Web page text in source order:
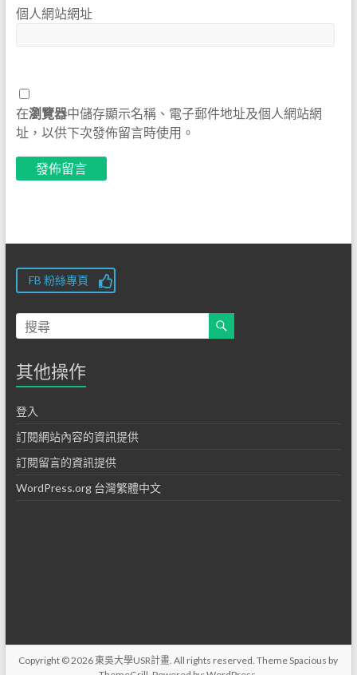
個人網站網址
在瀏覽器中儲存顯示名稱、電子郵件地址及個人網站網
址，以供下次發佈留言時使用。
FB 粉絲專頁
其他操作
登入
訂閱網站內容的資訊提供
訂閱留言的資訊提供
WordPress.org 台灣繁體中文
Copyright © 2026東吳大學USR計畫. All rights reserved. ThemeSpacious by